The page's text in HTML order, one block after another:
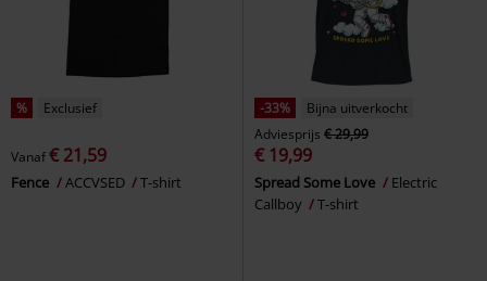
% Exclusief
Vanaf€ 21,59
Fence ACCVSED T-shirt
-33%
Bijna uitverkocht
Adviesprijs € 29,99
€ 19,99
Spread Some Love
Electric
Callboy
T-shirt